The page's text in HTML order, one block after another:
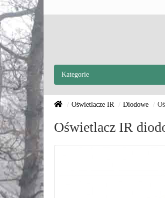
Kategorie
Oświetlacze IR Diodowe
Oświetlacz IR